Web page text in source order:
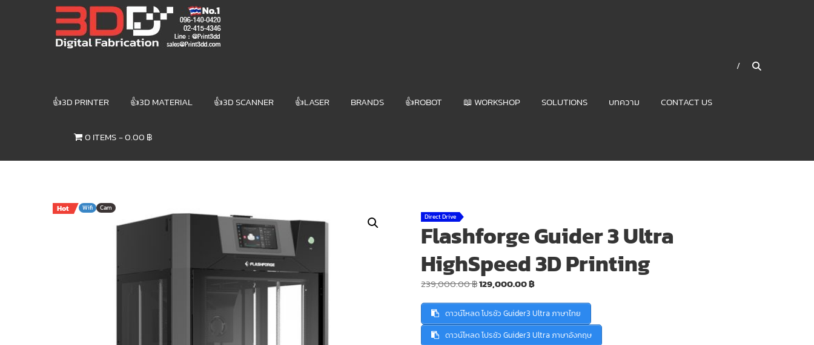
3DD DIGITAL
FABRICATION
3D Printer |
👍3D PRINTER 👍3D MATERIAL 👍3D SCANNER 👍LASER BRANDS 👍ROBOT 📖 WORKSHOP SOLUTIONS บทความ CONTACT US
0 ITEMS 0.00 ฿
Hot Wifi
Cam
Direct Drive
Flashforge Guider 3 Ultra
HighSpeed 3D Printing
239,000.00฿Original
was:
239,000.00 ฿.
129,000.00฿Current
is:
129,000.00 ฿.
ดาวน์โหลด โปรชัว Guider3 Ultra ภาษาไทย
ดาวน์โหลด โปรชัว Guider3 Ultra ภาษาอังกฤษ